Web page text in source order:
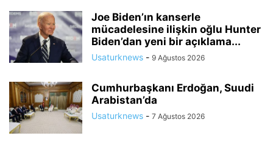
Joe Biden’ın kanserle
mücadelesine ilişkin oğlu Hunter
Biden’dan yeni bir açıklama...
Usaturknews - 9 Ağustos 2026
Cumhurbaşkanı Erdoğan, Suudi
Arabistan’da
Usaturknews - 7 Ağustos 2026